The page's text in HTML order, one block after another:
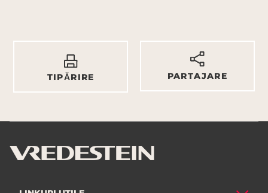
TIPĂRIRE PARTAJARE